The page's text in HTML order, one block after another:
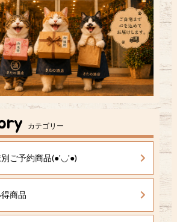
カテゴリー
ご予約商品(●'◡'●)
商品